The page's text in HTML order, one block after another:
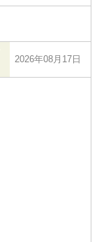
2026年08月17日